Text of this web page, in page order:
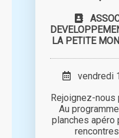
LA PETITE
vendredi
Rejoignez-
Au
planches apéro
rencontres